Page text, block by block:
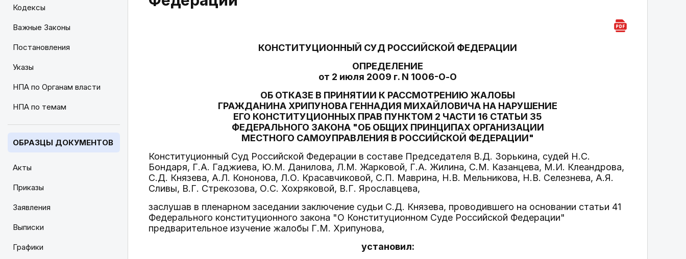
Кодексы
Важные Законы
Постановления
Указы
НПА по Органам власти
НПА по темам
ОБРАЗЦЫ ДОКУМЕНТОВ
Акты
Приказы
Заявления
Выписки
Графики
КОНСТИТУЦИОННЫЙ СУД РОССИЙСКОЙ ФЕДЕРАЦИИ
ОПРЕДЕЛЕНИЕ
от 2 июля 2009 г. N 1006-О-О
ОБ ОТКАЗЕ В ПРИНЯТИИ К РАССМОТРЕНИЮ ЖАЛОБЫ
ГРАЖДАНИНА ХРИПУНОВА ГЕННАДИЯ МИХАЙЛОВИЧА НА НАРУШЕНИЕ
ЕГО КОНСТИТУЦИОННЫХ ПРАВ ПУНКТОМ 2 ЧАСТИ 16 СТАТЬИ 35
ФЕДЕРАЛЬНОГО ЗАКОНА "ОБ ОБЩИХ ПРИНЦИПАХ ОРГАНИЗАЦИИ
МЕСТНОГО САМОУПРАВЛЕНИЯ В РОССИЙСКОЙ ФЕДЕРАЦИИ"
Конституционный Суд Российской Федерации в составе Председателя В.Д. Зорькина, судей Н.С.
Бондаря, Г.А. Гаджиева, Ю.М. Данилова, Л.М. Жарковой, Г.А. Жилина, С.М. Казанцева, М.И. Клеандрова,
С.Д. Князева, А.Л. Кононова, Л.О. Красавчиковой, С.П. Маврина, Н.В. Мельникова, Н.В. Селезнева, А.Я.
Сливы, В.Г. Стрекозова, О.С. Хохряковой, В.Г. Ярославцева,
заслушав в пленарном заседании заключение судьи С.Д. Князева, проводившего на основании статьи 41
Федерального конституционного закона "О Конституционном Суде Российской Федерации"
предварительное изучение жалобы Г.М. Хрипунова,
установил: